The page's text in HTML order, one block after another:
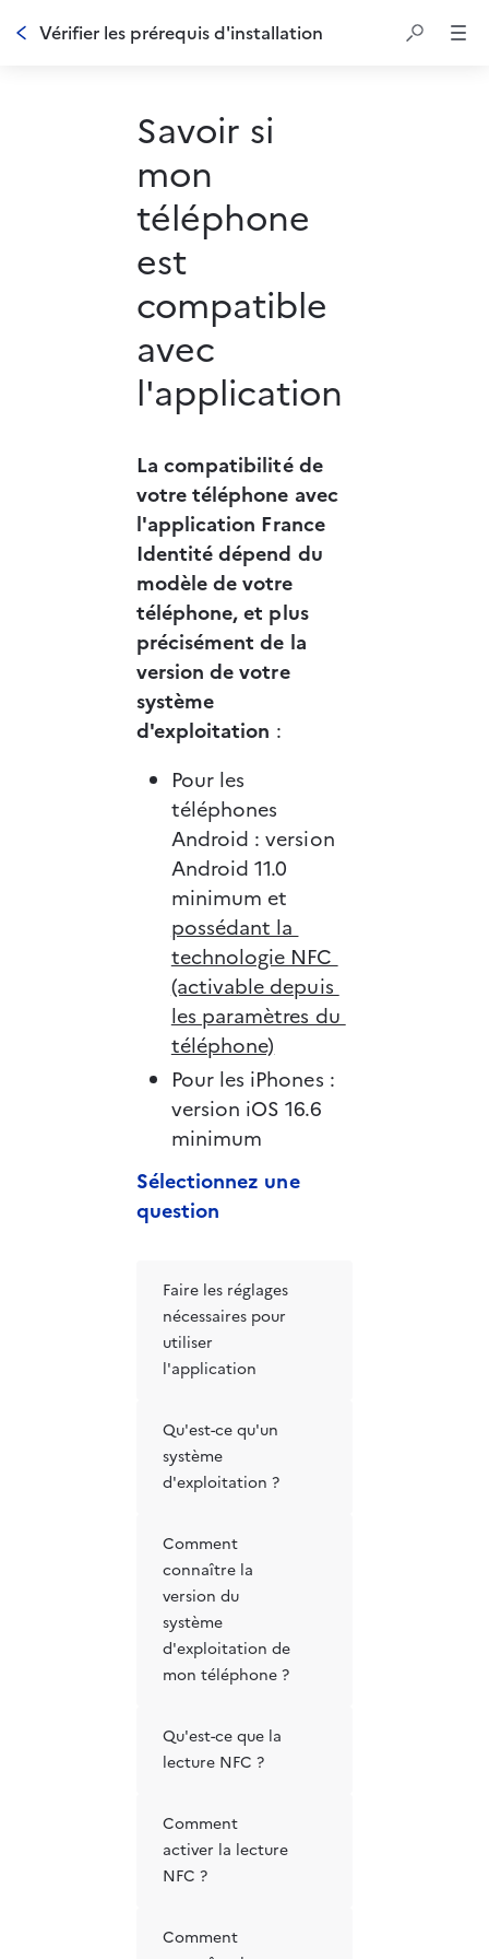
Vérifier les prérequis d'installation
Savoir si
mon
téléphone
est
compatible
avec
l'application
La compatibilité de
votre téléphone avec
l'application France
Identité dépend du
modèle de votre
téléphone, et plus
précisément de la
version de votre
système
d'exploitation :
Pour les
téléphones
Android : version
Android 11.0
minimum et
possédant la
technologie NFC
(activable depuis
les paramètres du
téléphone)
Pour les iPhones :
version iOS 16.6
minimum
Sélectionnez une
question
Faire les réglages
nécessaires pour
utiliser
l'application
Qu'est-ce qu'un
système
d'exploitation ?
Comment
connaître la
version du
système
d'exploitation de
mon téléphone ?
Qu'est-ce que la
lecture NFC ?
Comment
activer la lecture
NFC ?
Comment